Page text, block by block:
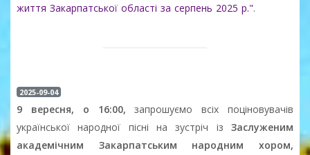
життя Закарпатської області за серпень 2025 р.".
2025-09-04
9 вересня, о 16:00, запрошуємо всіх поціновувачів
української народної пісні на зустріч із Заслуженим
академічним Закарпатським народним хором,